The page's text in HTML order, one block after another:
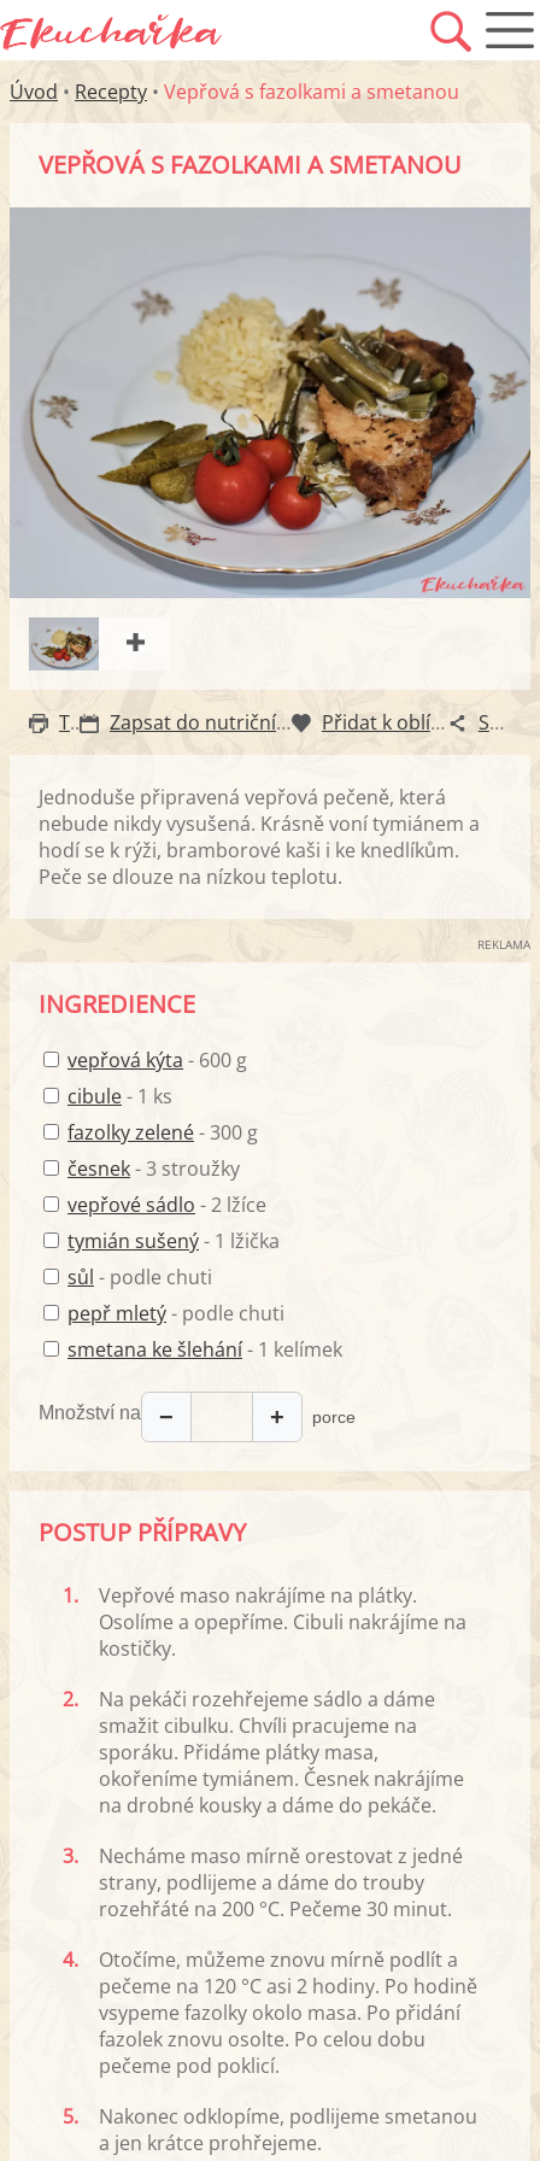
Úvod • Recepty • Vepřová s fazolkami a smetanou
VEPŘOVÁ S FAZOLKAMI A SMETANOU
Tisk Zapsat do nutričního diáře Přidat k oblíbeným Sdílet
Jednoduše připravená vepřová pečeně, která
nebude nikdy vysušená. Krásně voní tymiánem a
hodí se k rýži, bramborové kaši i ke knedlíkům.
Peče se dlouze na nízkou teplotu.
REKLAMA
INGREDIENCE
vepřová kýta - 600 g
cibule- 1 ks
fazolky zelené- 300 g
česnek- 3 stroužky
vepřové sádlo - 2 lžíce
tymián sušený- 1 lžička
sůl - podle chuti
pepř mletý- podle chuti
smetana ke šlehání- 1 kelímek
Množství na − + porce
POSTUP PŘÍPRAVY
1.
Vepřové maso nakrájíme na plátky.
Osolíme a opepříme. Cibuli nakrájíme na
kostičky.
2.
Na pekáči rozehřejeme sádlo a dáme
smažit cibulku. Chvíli pracujeme na
sporáku. Přidáme plátky masa,
okořeníme tymiánem. Česnek nakrájíme
na drobné kousky a dáme do pekáče.
3.
Necháme maso mírně orestovat z jedné
strany, podlijeme a dáme do trouby
rozehřáté na 200 °C. Pečeme 30 minut.
4.
Otočíme, můžeme znovu mírně podlít a
pečeme na 120 °C asi 2 hodiny. Po hodině
vsypeme fazolky okolo masa. Po přidání
fazolek znovu osolte. Po celou dobu
pečeme pod poklicí.
5.
Nakonec odklopíme, podlijeme smetanou
a jen krátce prohřejeme.